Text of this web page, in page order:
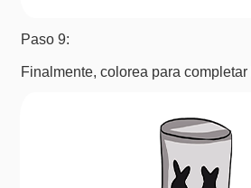
Paso 9:
Finalmente, colorea para completar